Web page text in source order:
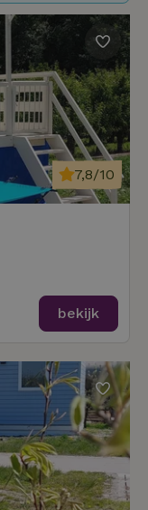
7,8/10
bekijk